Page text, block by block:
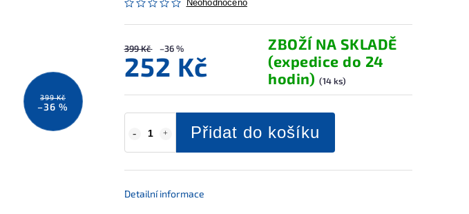
399 Kč
–36 %
Neohodnoceno
399 Kč –36 %
252 Kč
ZBOŽÍ NA SKLADĚ
(expedice do 24
hodin) (14 ks)
Přidat do košíku
Detailní informace